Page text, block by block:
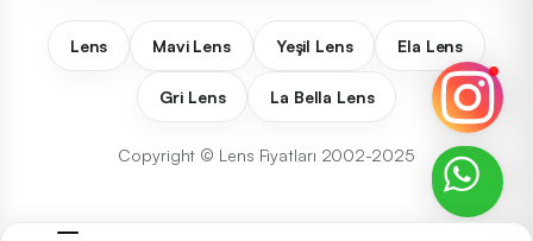
Lens Mavi Lens Yeşil Lens Ela Lens
Gri Lens La Bella Lens
Copyright © Lens Fiyatları 2002-2025